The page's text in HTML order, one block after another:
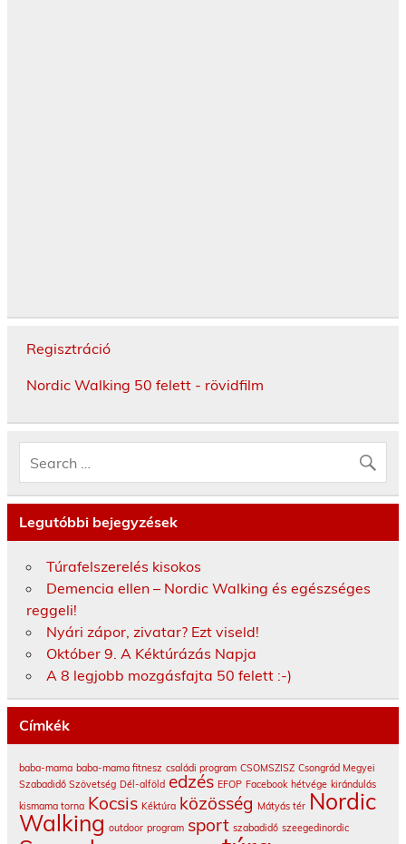
Regisztráció
Nordic Walking 50 felett - rövidfilm
Legutóbbi bejegyzések
Túrafelszerelés kisokos
Demencia ellen – Nordic Walking és egészséges
reggeli!
Nyári zápor, zivatar? Ezt viseld!
Október 9. A Kéktúrázás Napja
A 8 legjobb mozgásfajta 50 felett :-)
Címkék
baba-mama baba-mama fitnesz családi program CSOMSZISZ Csongrád Megyei
Szabadidő Szövetség Dél-alföld edzés EFOP Facebook hétvége kirándulás
kismama torna Kocsis Kéktúra közösség Mátyás tér Nordic
Walking outdoor program sport szabadidő szeegedinordic